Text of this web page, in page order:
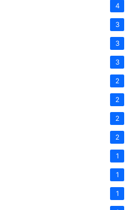
4
3
3
3
2
2
2
2
1
1
1